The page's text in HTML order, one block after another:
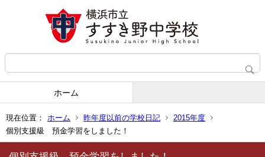
ホーム
現在位置： ホーム 昨年度以前の学校日記
2015年度
個別支援級 預金学習をしました！